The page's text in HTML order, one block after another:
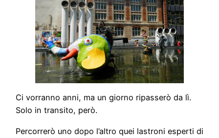
Ci vorranno anni, ma un giorno ripasserò da lì.
Solo in transito, però.
Percorrerò uno dopo l’altro quei lastroni esperti di